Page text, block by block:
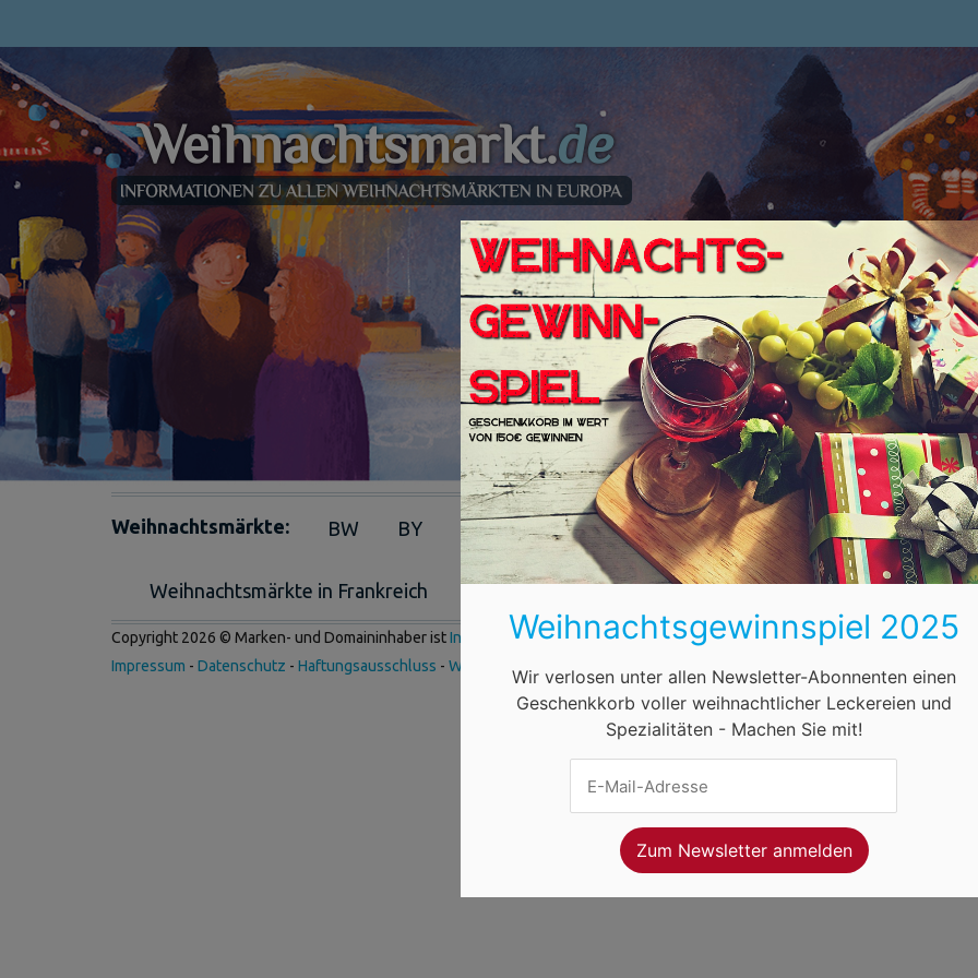
Weihnachtsmärkte: BW BY BE BB HB HH HE MV NI NW
Weihnachtsmärkte in Frankreich Weihnachtsmärkte in Österreich Öffnungszeiten
Copyright 2026 © Marken- und Domaininhaber istInternet Ventures . Webseitenbetreiber istVolo Media.
Impressum - Datenschutz - Haftungsausschluss - Werbung
Weihnachtsgewinnspiel 2025
Wir verlosen unter allen Newsletter-Abonnenten einen
Geschenkkorb voller weihnachtlicher Leckereien und
Spezialitäten - Machen Sie mit!